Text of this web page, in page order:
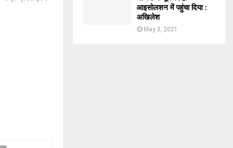
आइसोलशन में पहुंचा दिया :
अखिलेश
May 3, 2021